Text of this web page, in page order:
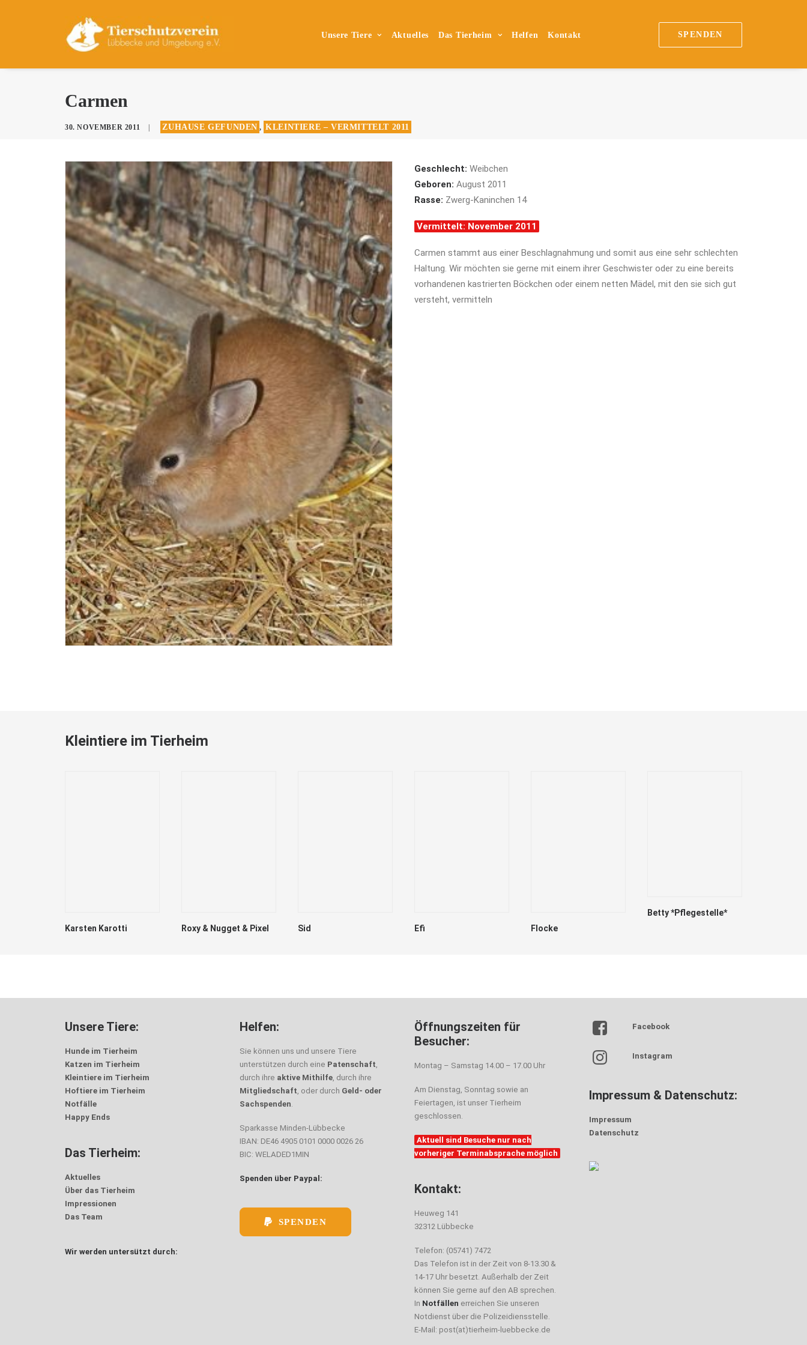
Unsere Tiere Aktuelles Das Tierheim Helfen Kontakt SPENDEN
Carmen
30. NOVEMBER 2011 ZUHAUSE GEFUNDEN , KLEINTIERE – VERMITTELT 2011
Geschlecht: Weibchen
Geboren: August 2011
Rasse: Zwerg-Kaninchen 14
Vermittelt: November 2011
Carmen stammt aus einer Beschlagnahmung und somit aus eine sehr schlechten
Haltung. Wir möchten sie gerne mit einem ihrer Geschwister oder zu eine bereits
vorhandenen kastrierten Böckchen oder einem netten Mädel, mit den sie sich gut
versteht, vermitteln
Kleintiere im Tierheim
Karsten Karotti Roxy & Nugget & Pixel Sid Efi Flocke
Betty *Pflegestelle*
Unsere Tiere:
Hunde im Tierheim
Katzen im Tierheim
Kleintiere im Tierheim
Hoftiere im Tierheim
Notfälle
Happy Ends
Das Tierheim:
Aktuelles
Über das Tierheim
Impressionen
Das Team
Wir werden untersützt durch:
Helfen:
Sie können uns und unsere Tiere
unterstützen durch eine Patenschaft,
durch ihre aktive Mithilfe, durch ihre
Mitgliedschaft, oder durch Geld- oder
Sachspenden.
Sparkasse Minden-Lübbecke
IBAN: DE46 4905 0101 0000 0026 26
BIC: WELADED1MIN
Spenden über Paypal:
SPENDEN
Öffnungszeiten für
Besucher:
Montag – Samstag 14.00 – 17.00 Uhr
Am Dienstag, Sonntag sowie an
Feiertagen, ist unser Tierheim
geschlossen.
Aktuell sind Besuche nur nach
vorheriger Terminabsprache möglich
Kontakt:
Heuweg 141
32312 Lübbecke
Telefon: (05741) 7472
Das Telefon ist in der Zeit von 8-13.30 &
14-17 Uhr besetzt. Außerhalb der Zeit
können Sie gerne auf den AB sprechen.
In Notfällen erreichen Sie unseren
Notdienst über die Polizeidiensstelle.
E-Mail: post(at)tierheim-luebbecke.de
Facebook
Instagram
Impressum & Datenschutz:
Impressum
Datenschutz